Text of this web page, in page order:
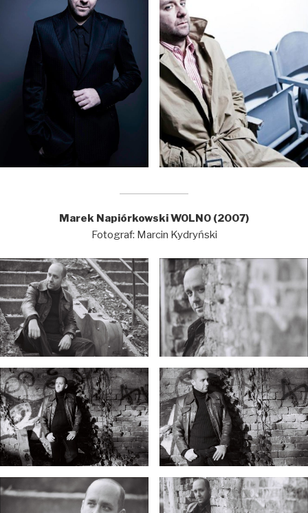
Marek Napiórkowski WOLNO (2007)
Fotograf: Marcin Kydryński